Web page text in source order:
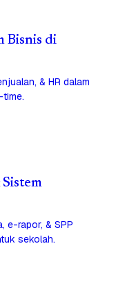
Bisnis di
& HR dalam
e-rapor, & SPP
sekolah.